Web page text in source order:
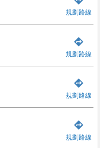
規劃路線
規劃路線
規劃路線
規劃路線